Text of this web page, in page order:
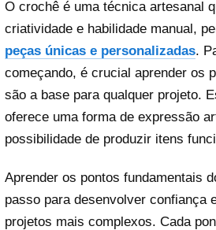
O crochê é uma técnica artesanal
criatividade e habilidade manual,
peças únicas e personalizadas.
começando, é crucial aprender os
são a base para qualquer projeto.
oferece uma forma de expressão
possibilidade de produzir itens
Aprender os pontos fundamentais
passo para desenvolver confiança
projetos mais complexos. Cada